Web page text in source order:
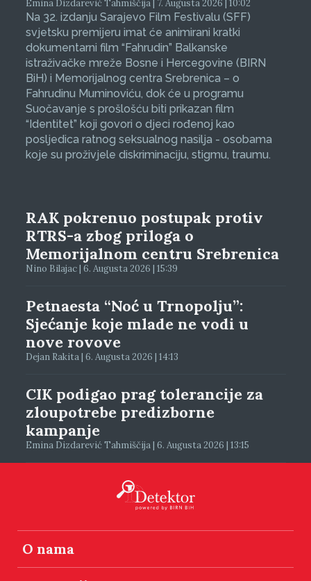
Emina Dizdarević Tahmiščija | 7. Augusta 2026 | 10:02
Na 32. izdanju Sarajevo Film Festivalu (SFF)
svjetsku premijeru imat će animirani kratki
dokumentarni film “Fahrudin” Balkanske
istraživačke mreže Bosne i Hercegovine (BIRN
BiH) i Memorijalnog centra Srebrenica – o
Fahrudinu Muminoviću, dok će u programu
Suočavanje s prošlošću biti prikazan film
“Identitet” koji govori o djeci rođenoj kao
posljedica ratnog seksualnog nasilja - osobama
koje su proživjele diskriminaciju, stigmu, traumu.
RAK pokrenuo postupak protiv
RTRS-a zbog priloga o
Memorijalnom centru Srebrenica
Nino Bilajac | 6. Augusta 2026 | 15:39
Petnaesta “Noć u Trnopolju”:
Sjećanje koje mlade ne vodi u
nove rovove
Dejan Rakita | 6. Augusta 2026 | 14:13
CIK podigao prag tolerancije za
zloupotrebe predizborne
kampanje
Emina Dizdarević Tahmiščija | 6. Augusta 2026 | 13:15
O nama